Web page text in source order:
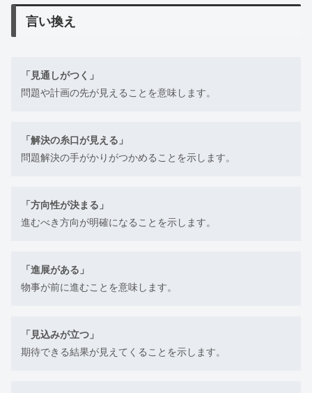
言い換え
「見通しがつく」
問題や計画の先が見えることを意味します。
「解決の糸口が見える」
問題解決の手がかりがつかめることを示します。
「方向性が決まる」
進むべき方向が明確になることを示します。
「進展がある」
物事が前に進むことを意味します。
「見込みが立つ」
期待できる結果が見えてくることを示します。